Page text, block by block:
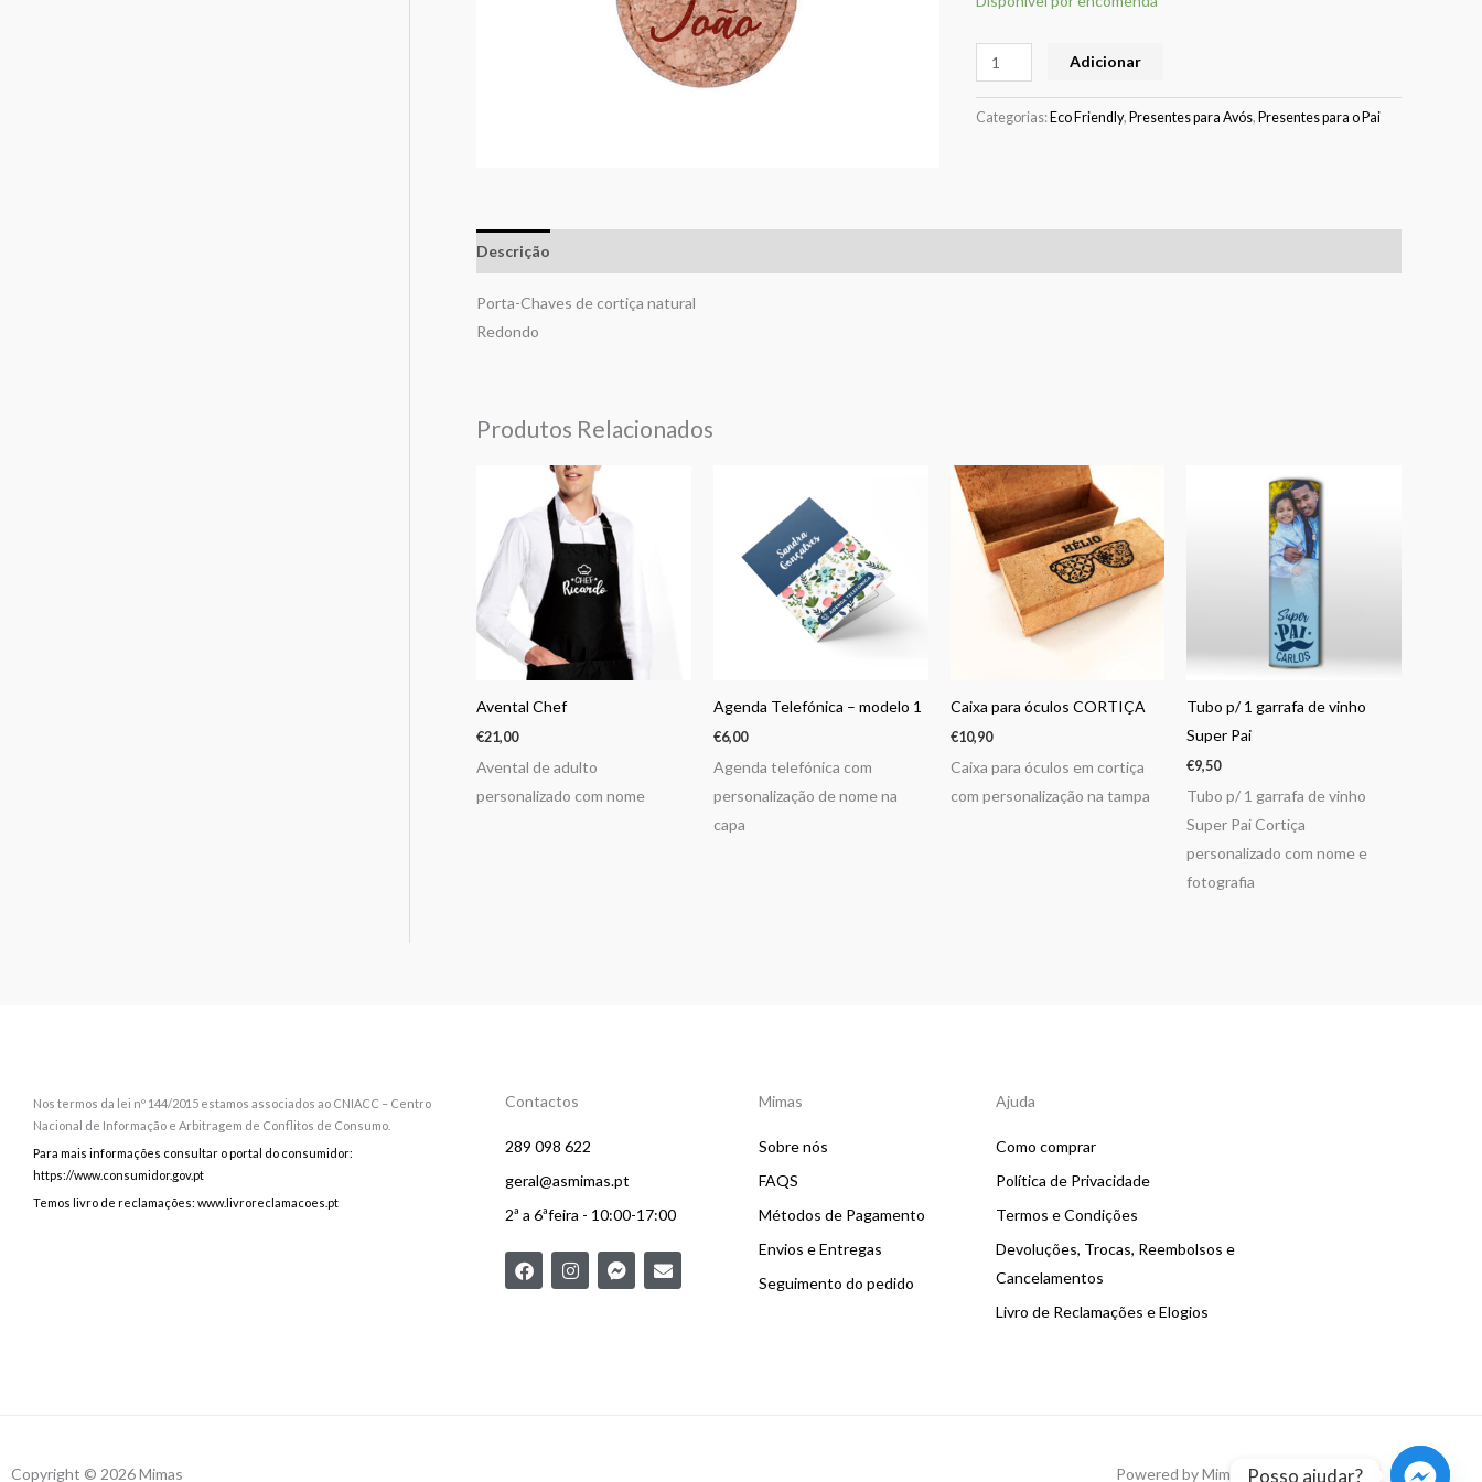
Adicionar
Categorias: Eco Friendly, Presentes para Avós, Presentes para o Pai
Descrição
Porta-Chaves de cortiça natural
Redondo
Produtos Relacionados
Avental Chef
€21,00
Avental de adulto
personalizado com nome
Agenda Telefónica – modelo 1
€6,00
Agenda telefónica com
personalização de nome na
capa
Caixa para óculos CORTIÇA
€10,90
Caixa para óculos em cortiça
com personalização na tampa
Tubo p/ 1 garrafa de vinho
Super Pai
€9,50
Tubo p/ 1 garrafa de vinho
Super Pai Cortiça
personalizado com nome e
fotografia
Nos termos da lei nº 144/2015 estamos associados ao CNIACC – Centro
Nacional de Informação e Arbitragem de Conflitos de Consumo.
Para mais informações consultar o portal do consumidor:
https://www.consumidor.gov.pt
Temos livro de reclamações: www.livroreclamacoes.pt
Contactos
289 098 622
geral@asmimas.pt
2ª a 6ªfeira - 10:00-17:00
F
a
I
n
F
a
E
n
Mimas
Sobre nós
FAQS
Métodos de Pagamento
Envios e Entregas
Seguimento do pedido
Ajuda
Como comprar
Política de Privacidade
Termos e Condições
Devoluções, Trocas, Reembolsos e
Cancelamentos
Livro de Reclamações e Elogios
Copyright © 2026 Mimas Powered by Mimas Posso ajudar?